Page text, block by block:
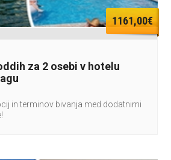
1161,00€
za 2 osebi v hotelu
in terminov bivanja med dodatnimi